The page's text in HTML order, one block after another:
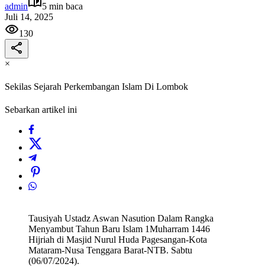
admin
5 min baca
Juli 14, 2025
130
×
Sekilas Sejarah Perkembangan Islam Di Lombok
Sebarkan artikel ini
Tausiyah Ustadz Aswan Nasution Dalam Rangka
Menyambut Tahun Baru Islam 1Muharram 1446
Hijriah di Masjid Nurul Huda Pagesangan-Kota
Mataram-Nusa Tenggara Barat-NTB. Sabtu
(06/07/2024).